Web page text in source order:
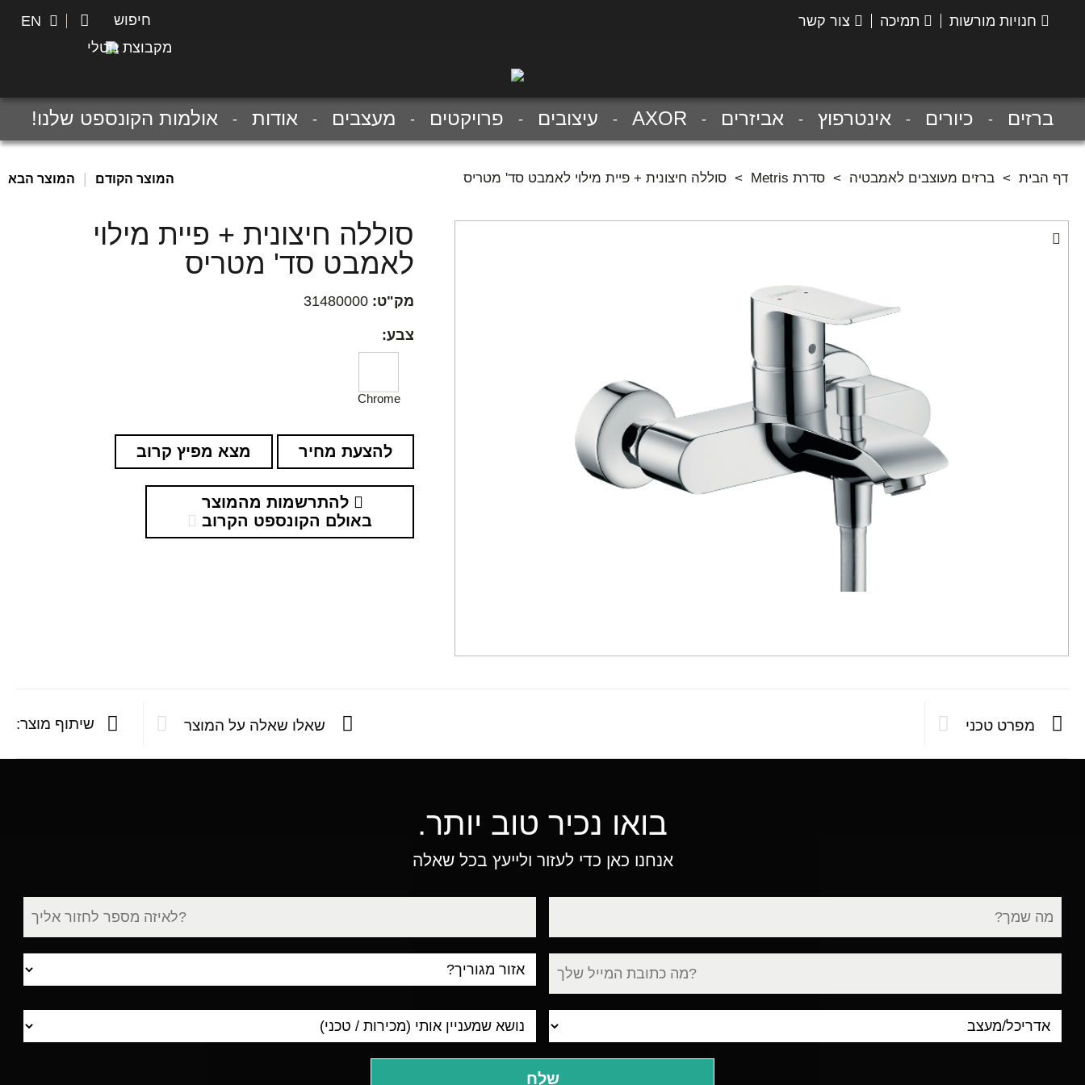
חנויות מורשות תמיכה צור קשר חיפוש EN
מקבוצת נוטלי
ברזים כיורים אינטרפוץ אביזרים AXOR עיצובים פרויקטים מעצבים אודות אולמות הקונספט שלנו!
דף הבית > ברזים מעוצבים לאמבטיה > סדרת Metris > סוללה חיצונית + פיית מילוי לאמבט סד' מטריס המוצר הקודם המוצר הבא
סוללה חיצונית + פיית מילוי
לאמבט סד' מטריס
מק"ט: 31480000
צבע:
Chrome
להצעת מחיר מצא מפיץ קרוב
להתרשמות מהמוצר
באולם הקונספט הקרוב
מפרט טכני שאלו שאלה על המוצר שיתוף מוצר:
בואו נכיר טוב יותר.
אנחנו כאן כדי לעזור ולייעץ בכל שאלה
עיר
מגורים